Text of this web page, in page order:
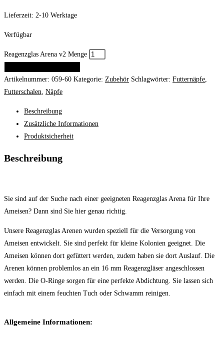
Lieferzeit: 2-10 Werktage
Verfügbar
Reagenzglas Arena v2 Menge
Artikelnummer: 059-60 Kategorie: Zubehör Schlagwörter: Futternäpfe
Futterschalen Näpfe
Beschreibung
Zusätzliche Informationen
Produktsicherheit
Beschreibung
Sie sind auf der Suche nach einer geeigneten Reagenzglas Arena für Ihre
Ameisen? Dann sind Sie hier genau richtig.
Unsere Reagenzglas Arenen wurden speziell für die Versorgung von
Ameisen entwickelt. Sie sind perfekt für kleine Kolonien geeignet. Die
Ameisen können dort gefüttert werden, zudem haben sie dort Auslauf. Die
Arenen können problemlos an ein 16 mm Reagenzgläser angeschlossen
werden. Die O-Ringe sorgen für eine perfekte Abdichtung. Sie lassen sich
einfach mit einem feuchten Tuch oder Schwamm reinigen.
Allgemeine Informationen: